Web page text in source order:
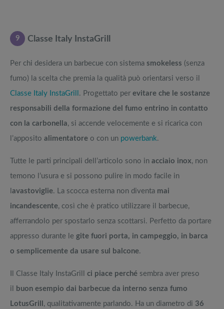
9 Classe Italy InstaGrill
Per chi desidera un barbecue con sistema smokeless (senza
fumo) la scelta che premia la qualità può orientarsi verso il
Classe Italy InstaGrill . Progettato per evitare che le sostanze
responsabili della formazione del fumo entrino in contatto
con la carbonella, si accende velocemente e si ricarica con
l’apposito alimentatore o con un powerbank.
Tutte le parti principali dell’articolo sono in acciaio inox, non
temono l’usura e si possono pulire in modo facile in
avastoviglie. La scocca esterna non diventa mai
incandescente, così che è pratico utilizzare il barbecue,
afferrandolo per spostarlo senza scottarsi. Perfetto da portare
appresso durante le gite fuori porta, in campeggio, in barca
o semplicemente da usare sul balcone.
Il Classe Italy InstaGrill ci piace perché sembra aver preso
il
buon esempio dai barbecue da interno senza fumo
LotusGrill , qualitativamente parlando. Ha un diametro di 36